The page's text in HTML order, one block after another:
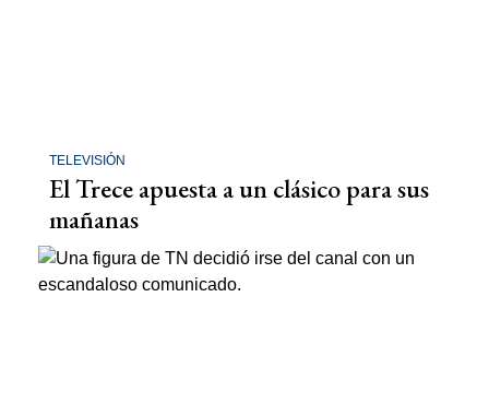
TELEVISIÓN
El Trece apuesta a un clásico para sus
mañanas